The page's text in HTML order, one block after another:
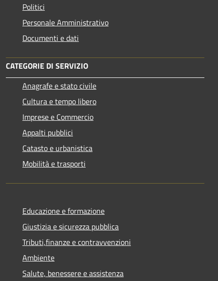
Politici
Personale Amministrativo
Documenti e dati
CATEGORIE DI SERVIZIO
Anagrafe e stato civile
Cultura e tempo libero
Imprese e Commercio
Appalti pubblici
Catasto e urbanistica
Mobilità e trasporti
Educazione e formazione
Giustizia e sicurezza pubblica
Tributi,finanze e contravvenzioni
Ambiente
Salute, benessere e assistenza